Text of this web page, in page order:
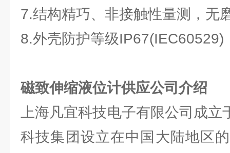
7.结构精巧、非接触性量测，无
8.外壳防护等级IP67(IEC60529)
磁致伸缩液位计供应公司介绍
上海凡宜科技电子有限公司成
科技集团设立在中国大陆地区